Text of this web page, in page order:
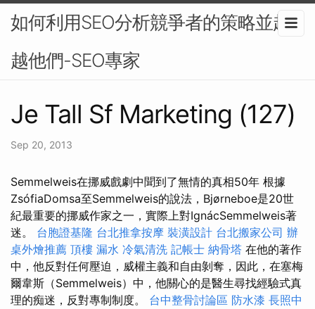
如何利用SEO分析競爭者的策略並超
越他們-SEO專家
Je Tall Sf Marketing (127)
Sep 20, 2013
Semmelweis在挪威戲劇中聞到了無情的真相50年 根據
ZsófiaDomsa至Semmelweis的說法，Bjørneboe是20世
紀最重要的挪威作家之一，實際上對IgnácSemmelweis著
迷。 台胞證基隆 台北推拿按摩 裝潢設計 台北搬家公司 辦
桌外燴推薦 頂樓 漏水 冷氣清洗 記帳士 納骨塔 在他的著作
中，他反對任何壓迫，威權主義和自由剝奪，因此，在塞梅
爾韋斯（Semmelweis）中，他關心的是醫生尋找經驗式真
理的痴迷，反對專制制度。 台中整骨討論區 防水漆 長照中